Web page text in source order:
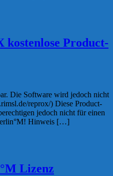
Product-
Die Software wird jedoch nicht
reprox/) Diese Product-
jedoch nicht für einen
Hinweis […]
Lizenz